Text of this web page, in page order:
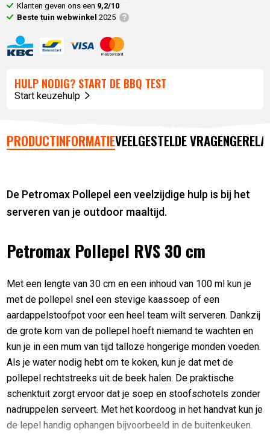
Klanten geven ons een 9,2/10
Beste tuin webwinkel 2025
HULP NODIG? START DE BBQ TEST
Start keuzehulp
PRODUCTINFORMATIEVEELGESTELDE VRAGEN
De Petromax Pollepel een veelzijdige hulp is bij het
serveren van je outdoor maaltijd.
Petromax Pollepel RVS 30 cm
Met een lengte van 30 cm en een inhoud van 100 ml kun je
met de pollepel snel een stevige kaassoep of een
aardappelstoofpot voor een heel team wilt serveren. Dankzij
de grote kom van de pollepel hoeft niemand te wachten en
kun je in een mum van tijd talloze hongerige monden voeden.
Als je water nodig hebt om te koken, kun je dat met de
pollepel rechtstreeks uit de beek halen. De praktische
schenktuit zorgt ervoor dat je soep en stoofschotels zonder
nadruppelen serveert. Met het koordoog in het handvat kun je
de lepel handig ophangen bijvoorbeeld in de buitenkeuken.